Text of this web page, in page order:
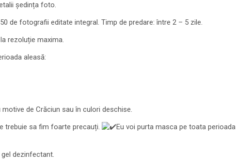
ședința foto.
de fotografii editate integral. Timp de predare: între 2 – 5 zile.
rezoluție maxima.
aleasă:
de Crăciun sau în culori deschise.
trebuie sa fim foarte precauți.
Eu voi purta masca pe toata perioada
dezinfectant.